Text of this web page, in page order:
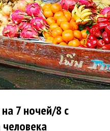
7 ночей/8 с